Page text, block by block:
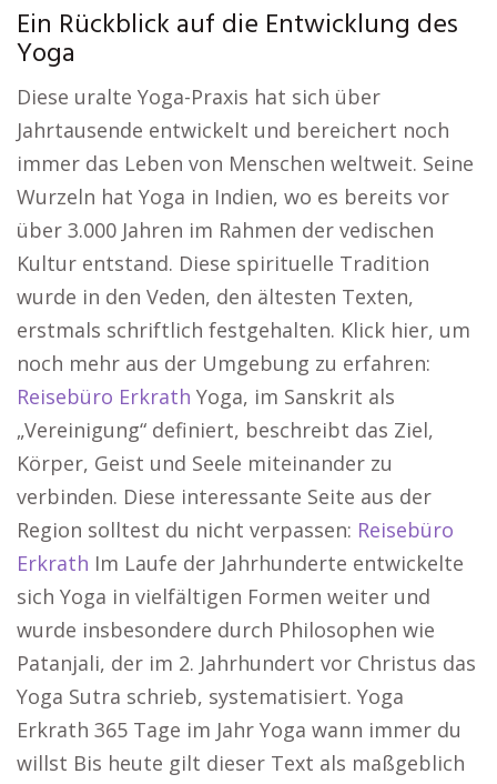
Ein Rückblick auf die Entwicklung des
Yoga
Diese uralte Yoga-Praxis hat sich über
Jahrtausende entwickelt und bereichert noch
immer das Leben von Menschen weltweit. Seine
Wurzeln hat Yoga in Indien, wo es bereits vor
über 3.000 Jahren im Rahmen der vedischen
Kultur entstand. Diese spirituelle Tradition
wurde in den Veden, den ältesten Texten,
erstmals schriftlich festgehalten. Klick hier, um
noch mehr aus der Umgebung zu erfahren:
Reisebüro Erkrath Yoga, im Sanskrit als
„Vereinigung“ definiert, beschreibt das Ziel,
Körper, Geist und Seele miteinander zu
verbinden. Diese interessante Seite aus der
Region solltest du nicht verpassen: Reisebüro
Erkrath Im Laufe der Jahrhunderte entwickelte
sich Yoga in vielfältigen Formen weiter und
wurde insbesondere durch Philosophen wie
Patanjali, der im 2. Jahrhundert vor Christus das
Yoga Sutra schrieb, systematisiert. Yoga
Erkrath 365 Tage im Jahr Yoga wann immer du
willst Bis heute gilt dieser Text als maßgeblich